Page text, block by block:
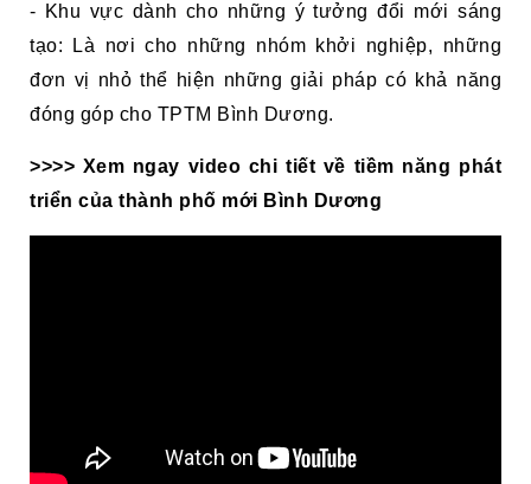
- Khu vực dành cho những ý tưởng đổi mới sáng
tạo: Là nơi cho những nhóm khởi nghiệp, những
đơn vị nhỏ thể hiện những giải pháp có khả năng
đóng góp cho TPTM Bình Dương.
>>>> Xem ngay video chi tiết về tiềm năng phát
triển của thành phố mới Bình Dương